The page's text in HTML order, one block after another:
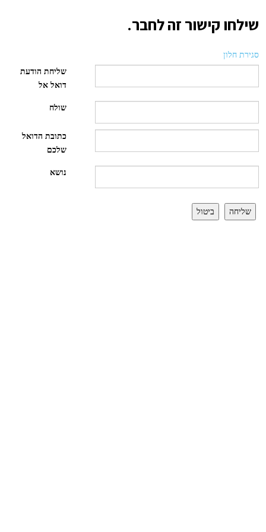
שילחו קישור זה לחבר.
סגירת חלון
שליחת הודעת
דואל אל
שולח
כתובת הדואל
שלכם
נושא
שליחה ביטול